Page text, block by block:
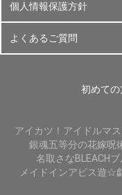
個人情報保護方針
よくあるご質問
初めての
アイカツ！ アイドルマ
銀魂五等分の花嫁呪
名取さなBLEACH
メイドインアビス遊☆